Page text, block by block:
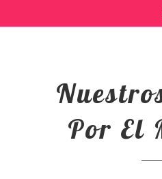
Por El